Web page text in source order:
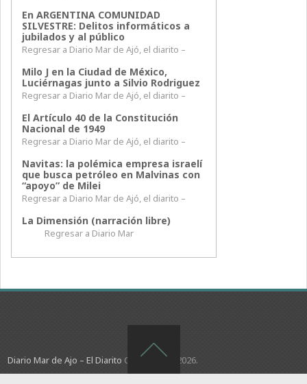
En ARGENTINA COMUNIDAD
SILVESTRE: Delitos informáticos a
jubilados y al público
Regresar a Diario Mar de Ajó, el diarito –
Milo J en la Ciudad de México,
Luciérnagas junto a Silvio Rodriguez
Regresar a Diario Mar de Ajó, el diarito –
El Artículo 40 de la Constitución
Nacional de 1949
Regresar a Diario Mar de Ajó, el diarito –
Navitas: la polémica empresa israelí
que busca petróleo en Malvinas con
“apoyo” de Milei
Regresar a Diario Mar de Ajó, el diarito –
La Dimensión (narración libre)
Regresar a Diario Mar
Diario Mar de Ajo – El Diarito Copyright © 2026.